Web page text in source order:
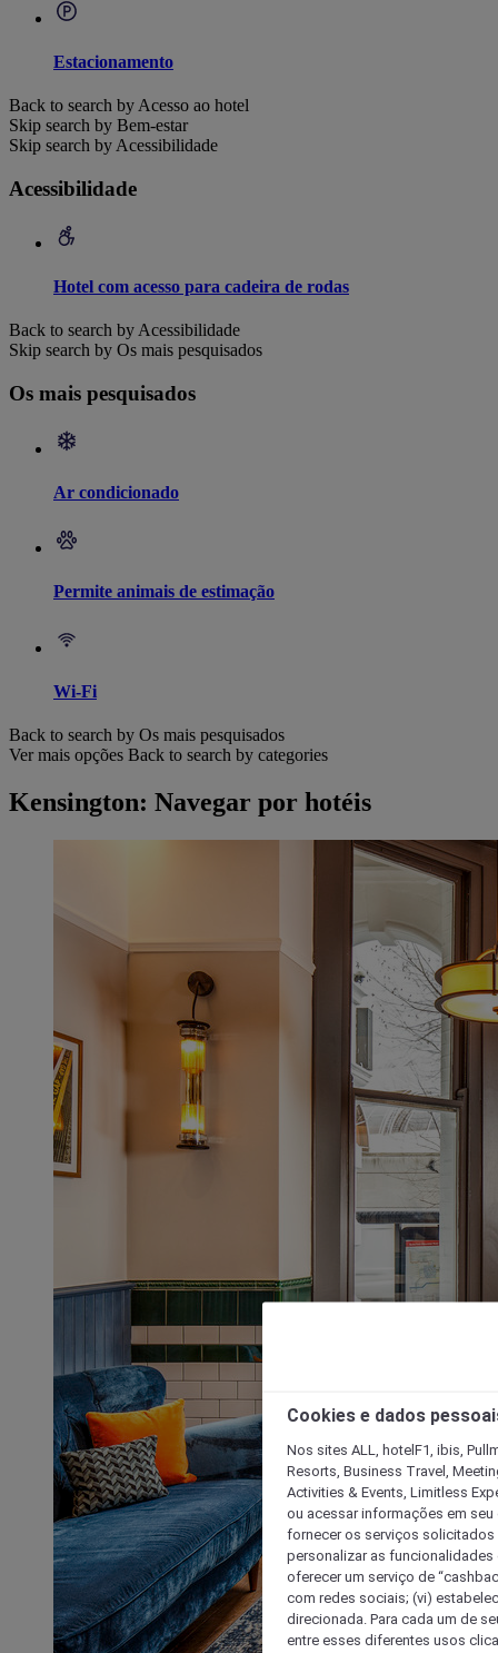
Estacionamento
Back to search by Acesso ao hotel
Skip search by Bem-estar
Skip search by Acessibilidade
Acessibilidade
Hotel com acesso para cadeira de rodas
Back to search by Acessibilidade
Skip search by Os mais pesquisados
Os mais pesquisados
Ar condicionado
Permite animais de estimação
Wi-Fi
Back to search by Os mais pesquisados
Ver mais opções Back to search by categories
Kensington: Navegar por hotéis
Cookies e dados
Nos sites ALL, hotelF1, ibis,
Resorts, Business Travel,
Activities & Events, Limitless
ou acessar informações em
fornecer os serviços solicitados
personalizar as
oferecer um serviço de
com redes sociais; (vi)
direcionada. Para cada um de
entre esses diferentes usos